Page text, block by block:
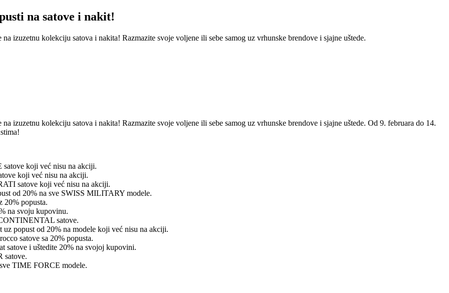
na satove i nakit!
izuzetnu kolekciju satova i nakita! Razmazite svoje voljene ili sebe samog uz vrhunske brendove i sjajne uštede.
izuzetnu kolekciju satova i nakita! Razmazite svoje voljene ili sebe samog uz vrhunske brendove i sjajne uštede. Od 9. februara do 14.
koji već nisu na akciji.
koji već nisu na akciji.
satove koji već nisu na akciji.
od 20% na sve SWISS MILITARY modele.
20% popusta.
na svoju kupovinu.
satove.
popust od 20% na modele koji već nisu na akciji.
satove sa 20% popusta.
satove i uštedite 20% na svojoj kupovini.
satove.
TIME FORCE modele.